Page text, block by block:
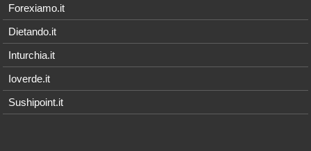
Forexiamo.it
Dietando.it
Inturchia.it
Ioverde.it
Sushipoint.it